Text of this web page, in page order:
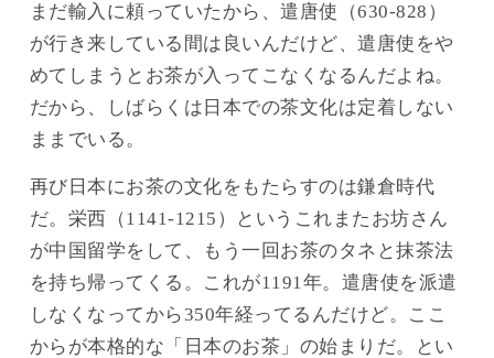
まだ輸入に頼っていたから、遣唐使（630-828）
が行き来している間は良いんだけど、遣唐使をや
めてしまうとお茶が入ってこなくなるんだよね。
だから、しばらくは日本での茶文化は定着しない
ままでいる。
再び日本にお茶の文化をもたらすのは鎌倉時代
だ。栄西（1141-1215）というこれまたお坊さん
が中国留学をして、もう一回お茶のタネと抹茶法
を持ち帰ってくる。これが1191年。遣唐使を派遣
しなくなってから350年経ってるんだけど。ここ
からが本格的な「日本のお茶」の始まりだ。とい